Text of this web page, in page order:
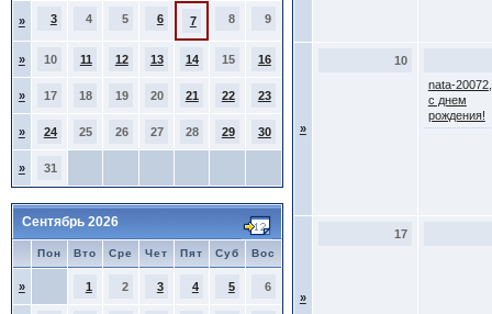
» 3 4 5 6 7 8 9
» 10 11 12 13 14 15 16
» 17 18 19 20 21 22 23
» 24 25 26 27 28 29 30
» 31
Сентябрь 2026
Пон Вто Сре Чет Пят Суб Вос
» 1 2 3 4 5 6
»
10
nata-20072,
с днем
рождения!
»
17